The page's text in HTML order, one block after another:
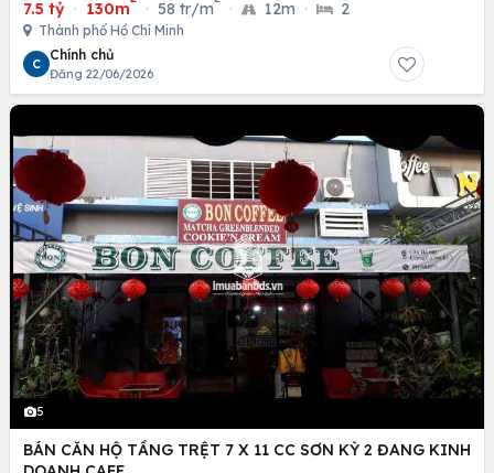
7.5 tỷ · 130m · 58 tr/m · 12m · 2
Thành phố Hồ Chí Minh
C
Chính chủ
Đăng 22/06/2026
5
BÁN CĂN HỘ TẦNG TRỆT 7 X 11 CC SƠN KỲ 2 ĐANG KINH